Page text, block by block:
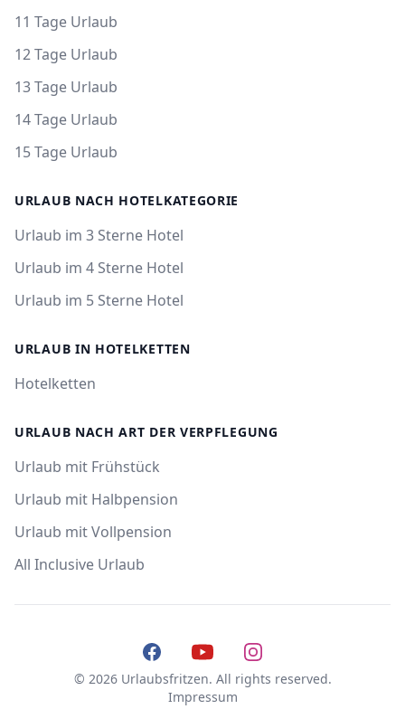
11 Tage Urlaub
12 Tage Urlaub
13 Tage Urlaub
14 Tage Urlaub
15 Tage Urlaub
URLAUB NACH HOTELKATEGORIE
Urlaub im 3 Sterne Hotel
Urlaub im 4 Sterne Hotel
Urlaub im 5 Sterne Hotel
URLAUB IN HOTELKETTEN
Hotelketten
URLAUB NACH ART DER VERPFLEGUNG
Urlaub mit Frühstück
Urlaub mit Halbpension
Urlaub mit Vollpension
All Inclusive Urlaub
FacebookYouTubeInstagram
© 2026 Urlaubsfritzen. All rights reserved.
Impressum